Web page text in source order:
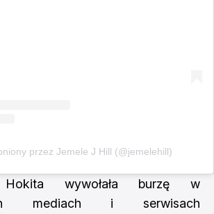
przez Jemele J Hill (@jemelehill)
Hokita wywołała burzę w
mediach i serwisach